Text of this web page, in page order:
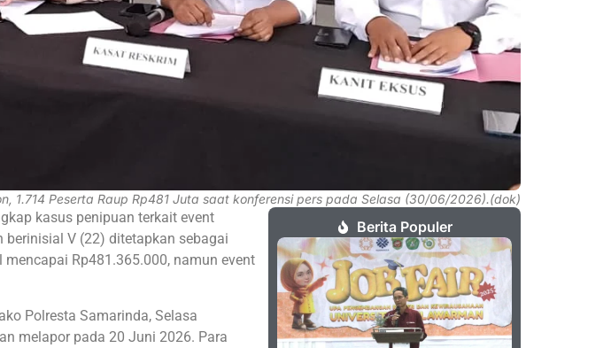
1.714 Peserta Raup Rp481 Juta saat konferensi pers pada Selasa (30/06/2026).(dok)
kasus penipuan terkait event
V (22) ditetapkan sebagai
Rp481.365.000, namun event
Polresta Samarinda, Selasa
melapor pada 20 Juni 2026. Para
Berita Populer